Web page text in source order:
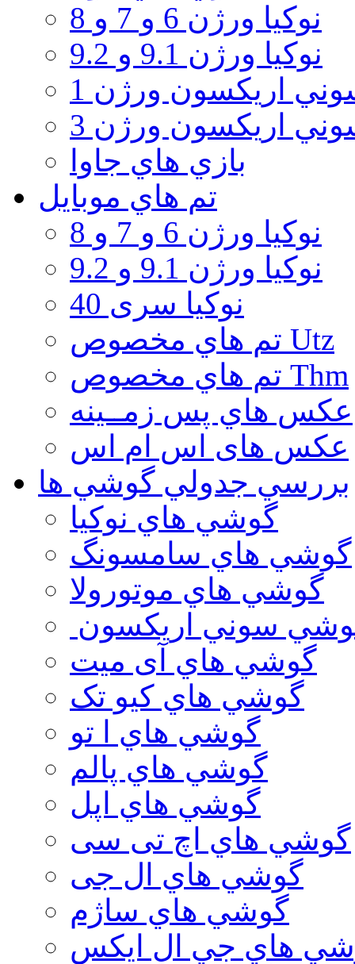
نوكيا ورژن 6 و 7 و 8
نوكيا ورژن 9.1 و 9.2
اريكسون ورژن 1
اريكسون ورژن 3
بازي هاي جاوا
تم هاي موبايل
نوكيا ورژن 6 و 7 و 8
نوكيا ورژن 9.1 و 9.2
نوکیا سری 40
تم هاي مخصوص Utz
تم هاي مخصوص Thm
عكس هاي پس زمــينه
عكس های اس ام اس
بررسي جدولي گوشي ها
گوشي هاي نوكيا
گوشي هاي سامسونگ
گوشي هاي موتورولا
سوني اريكسون
گوشي هاي آی میت
گوشي هاي کیو تک
گوشي هاي ا تو
گوشي هاي پالم
گوشي هاي اپل
گوشي هاي اچ تی سی
گوشي هاي ال جی
گوشي هاي ساژم
هاي جي ال ايكس